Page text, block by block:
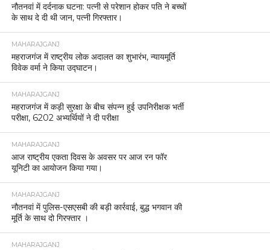
नौतनवां में दर्दनाक घटना: पत्नी से परेशान होकर पति ने बच्चों
के साथ दे दी थी जान, पत्नी गिरफ्तार।
MAHARAJGANJ
महराजगंज में राष्ट्रीय लोक अदालत का शुभारंभ, न्यायमूर्ति
विवेक वर्मा ने किया उद्घाटन।
MAHARAJGANJ
महराजगंज में कड़ी सुरक्षा के बीच संपन्न हुई उपनिरीक्षक भर्ती
परीक्षा, 6202 अभ्यर्थियों ने दी परीक्षा
MAHARAJGANJ
आज राष्ट्रीय एकता दिवस के अवसर पर आज रन फॉर
यूनिटी का आयोजन किया गया।
MAHARAJGANJ
नौतनवां में पुलिस-एसएसबी की बड़ी कार्रवाई, बुद्ध भगवान की
मूर्ति के साथ दो गिरफ्तार ।
MAHARAJGANJ